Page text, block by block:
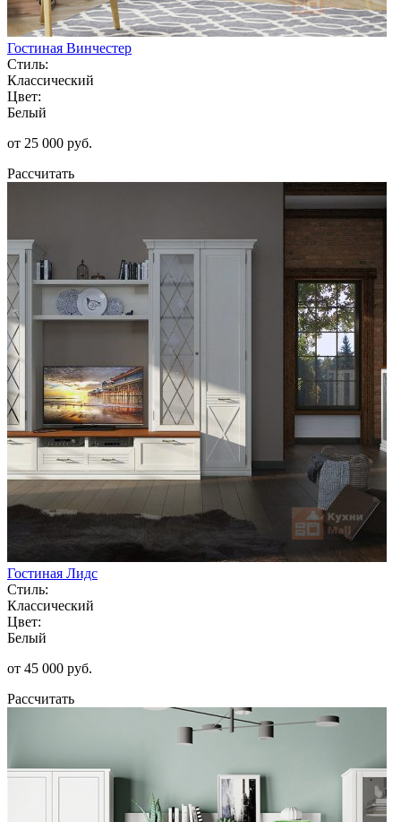
Гостиная Винчестер
Стиль:
Классический
Цвет:
Белый
от 25 000 руб.
Рассчитать
Гостиная Лидс
Стиль:
Классический
Цвет:
Белый
от 45 000 руб.
Рассчитать